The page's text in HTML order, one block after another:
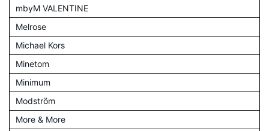
mbyM VALENTINE
Melrose
Michael Kors
Minetom
Minimum
Modström
More & More